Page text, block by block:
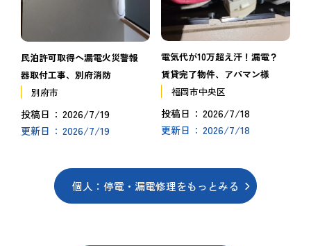
民泊許可取得へ漏電火災警報
器取付工事、別府消防
別府市
投稿日 2026/7/19
更新日 2026/7/19
電気代が10万超え汗！漏電？
賃貸完了物件、アパマン様
福岡市中央区
投稿日 2026/7/18
更新日 2026/7/18
個人：停電・漏電修理をもっとみる